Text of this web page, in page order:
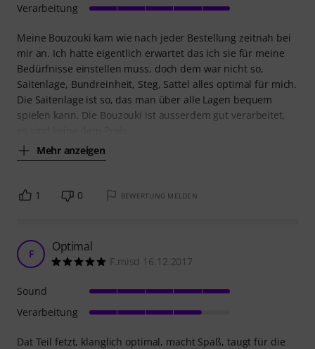
Meine Bouzouki kam wie nach jeder Bestellung zeitnah bei
mir an. Ich hatte eigentlich erwartet das ich sie für meine
Bedürfnisse einstellen muss, doch dem war nicht so,
Saitenlage, Bundreinheit, Steg, Sattel alles optimal für mich.
Die Saitenlage ist so, das man über alle Lagen bequem
spielen kann. Die Bouzouki ist ausserdem gut verarbeitet,
Mehr anzeigen
Verarbeitung
1 0 BEWERTUNG MELDEN
F Optimal
F.misd 16.12.2017
Dat Teil fetzt, klanglich optimal, macht Spaß, taugt für die
Sound
Verarbeitung